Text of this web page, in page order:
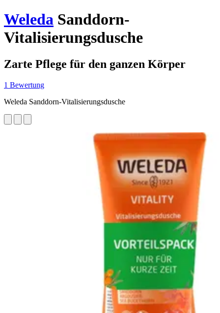
Weleda Sanddorn-
Vitalisierungsdusche
Zarte Pflege für den ganzen Körper
1 Bewertung
Weleda Sanddorn-Vitalisierungsdusche